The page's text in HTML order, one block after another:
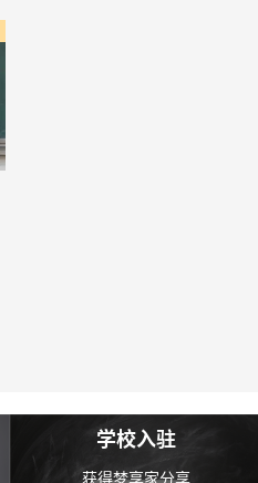
学校入驻
获得梦享家分享